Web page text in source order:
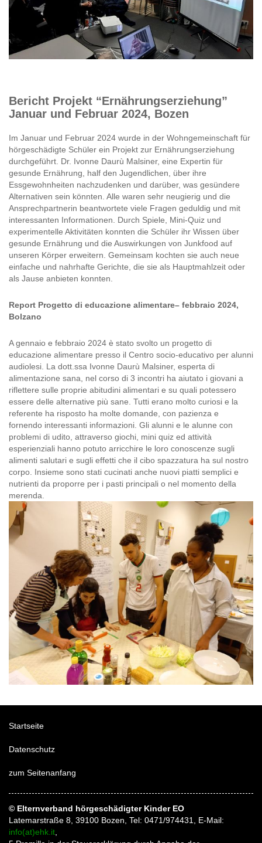
Bericht Projekt “Ernährungserziehung”
Januar und Februar 2024, Bozen
Im Januar und Februar 2024 wurde in der Wohngemeinschaft für
hörgeschädigte Schüler ein Projekt zur Ernährungserziehung
durchgeführt. Dr. Ivonne Daurù Malsiner, eine Expertin für
gesunde Ernährung, half den Jugendlichen, über ihre
Essgewohnheiten nachzudenken und darüber, was gesündere
Alternativen sein könnten. Alle waren sehr neugierig und die
Ansprechpartnerin beantwortete viele Fragen geduldig und mit
interessanten Informationen. Durch Spiele, Mini-Quiz und
experimentelle Aktivitäten konnten die Schüler ihr Wissen über
gesunde Ernährung und die Auswirkungen von Junkfood auf
unseren Körper erweitern. Gemeinsam kochten sie auch neue
einfache und nahrhafte Gerichte, die sie als Hauptmahlzeit oder
als Jause anbieten konnten.
Report Progetto di educazione alimentare– febbraio 2024,
Bolzano
A gennaio e febbraio 2024 è stato svolto un progetto di
educazione alimentare presso il Centro socio-educativo per alunni
audiolesi. La dott.ssa Ivonne Daurù Malsiner, esperta di
alimentazione sana, nel corso di 3 incontri ha aiutato i giovani a
riflettere sulle proprie abitudini alimentari e su quali potessero
essere delle alternative più sane. Tutti erano molto curiosi e la
referente ha risposto ha molte domande, con pazienza e
fornendo interessanti informazioni. Gli alunni e le alunne con
problemi di udito, attraverso giochi, mini quiz ed attività
esperienziali hanno potuto arricchire le loro conoscenze sugli
alimenti salutari e sugli effetti che il cibo spazzatura ha sul nostro
corpo. Insieme sono stati cucinati anche nuovi piatti semplici e
nutrienti da proporre per i pasti principali o nel momento della
merenda.
Startseite
Datenschutz
zum Seitenanfang
© Elternverband hörgeschädigter Kinder EO
Latemarstraße 8, 39100 Bozen, Tel: 0471/974431, E-Mail:
info(at)ehk.it